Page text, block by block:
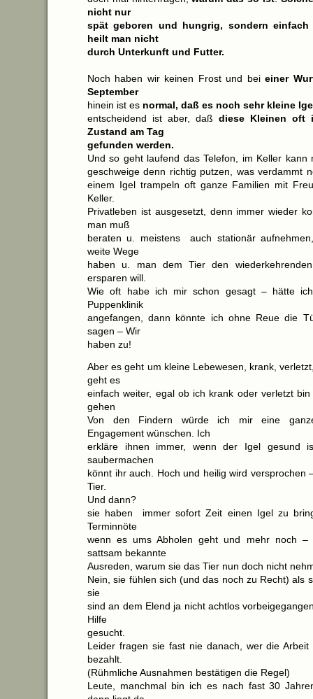
nicht nur
spät geboren und hungrig, sondern einfach
heilt man nicht
durch Unterkunft und Futter.
Noch haben wir keinen Frost und beieiner
September
hinein ist es normal, daß es noch sehr kleine
entscheidend ist aber, daß diese Kleinen oft
Zustand am Tag
gefunden werden.
Und so geht laufend das Telefon, im Keller kann
geschweige denn richtig putzen, was verdammt
einem Igel trampeln oft ganze Familien mit
Keller.
Privatleben ist ausgesetzt, denn immer wieder
man muß
beraten u. meistens auch stationär
weite Wege
haben u. man dem Tier den wiederkehrenden
ersparen will.
Wie oft habe ich mir schon gesagt – hätte
Puppenklinik
angefangen, dann könnte ich ohne Reue die
sagen – Wir
haben zu!
Aber es geht um kleine Lebewesen, krank,
geht es
einfach weiter, egal ob ich krank oder verletzt
gehen
Von den Findern würde ich mir eine
Engagement wünschen. Ich
erkläre ihnen immer, wenn der Igel gesund
saubermachen
könnt ihr auch. Hoch und heilig wird versprochen
Tier.
Und dann?
sie haben immer sofort Zeit einen Igel zu
Terminnöte
wenn es ums Abholen geht und mehr noch –
sattsam bekannte
Ausreden, warum sie das Tier nun doch nicht
Nein, sie fühlen sich (und das noch zu Recht) als
sie
sind an dem Elend ja nicht achtlos
Hilfe
gesucht.
Leider fragen sie fast nie danach, wer die
bezahlt.
(Rühmliche Ausnahmen bestätigen die Regel)
Leute, manchmal bin ich es nach fast 30